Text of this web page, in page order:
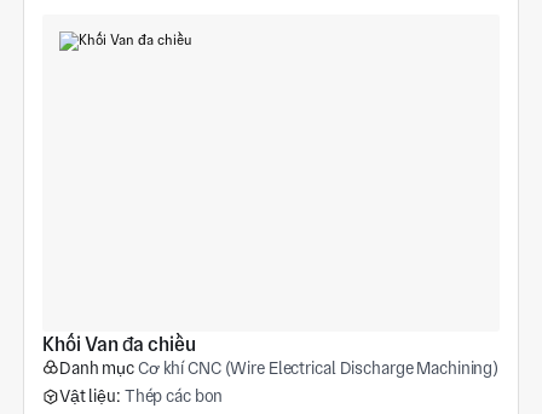
Khối Van đa chiều
Danh mụcCơ khí CNC (Wire Electrical Discharge Machining)
Vật liệu: Thép các bon